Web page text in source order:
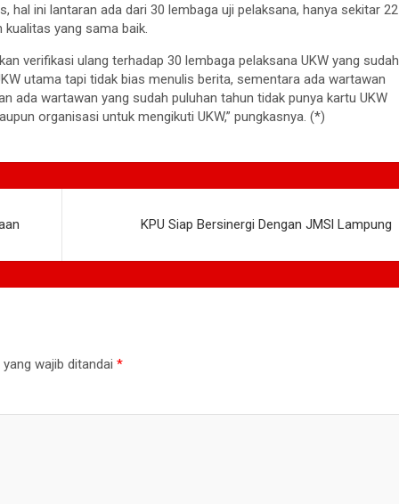
hal ini lantaran ada dari 30 lembaga uji pelaksana, hanya sekitar 22
yang sama baik.
verifikasi ulang terhadap 30 lembaga pelaksana UKW yang sudah
utama tapi tidak bias menulis berita, sementara ada wartawan
ada wartawan yang sudah puluhan tahun tidak punya kartu UKW
organisasi untuk mengikuti UKW,” pungkasnya. (*)
KPU Siap Bersinergi Dengan JMSl Lampung
yang wajib ditandai *